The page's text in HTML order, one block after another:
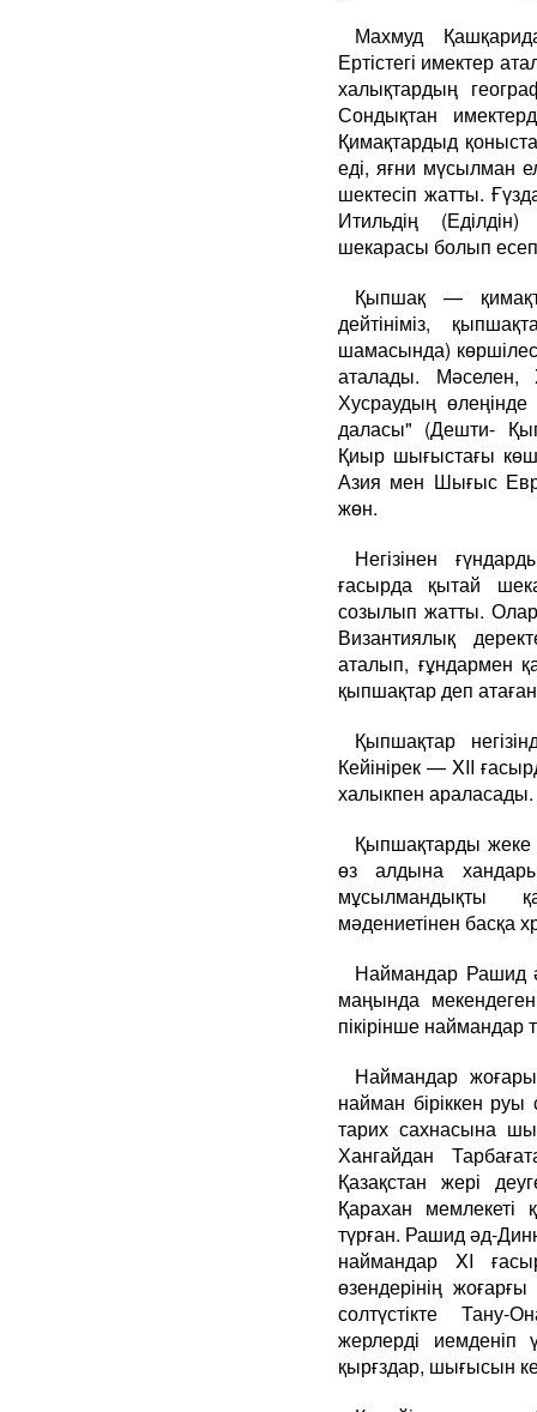
Махмуд
Ертістегі имектер
халықтардың
Сондықтан
Қимақтардыд
еді, яғни
шектесіп жатты.
Итильдің
шекарасы болып
Қыпшақ —
дейтініміз,
шамасында)
аталады.
Хусраудың
даласы" (Дешти-
Қиыр шығыстағы
Азия мен Шығыс
жөн.
Негізінен
ғасырда қытай
созылып жатты.
Византиялық
аталып, ғұндармен
қыпшақтар деп
Қыпшақтар
Кейінірек — XII
халыкпен араласады.
Қыпшақтарды жеке
өз алдына
мұсылмандықты
мәдениетінен басқа
Наймандар Рашид
маңында
пікірінше наймандар
Наймандар
найман біріккен руы
тарих сахнасына
Хангайдан
Қазақстан жері
Қарахан мемлекеті
түрған. Рашид әд-
наймандар XI
өзендерінің
солтүстікте Тану-
жерлерді иемденіп
қырғздар, шығысын